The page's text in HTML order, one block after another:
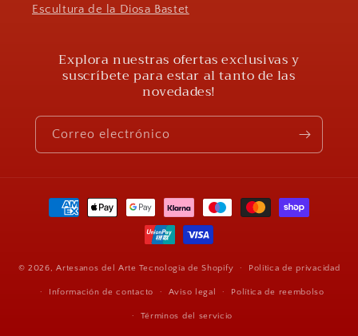
Escultura de la Diosa Bastet
Explora nuestras ofertas exclusivas y
suscríbete para estar al tanto de las
novedades!
Correo electrónico
Formas
© 2026,Artesanos del Arte Tecnología de Shopify Política de privacidad
Información de contacto Aviso legal Política de reembolso
Términos del servicio